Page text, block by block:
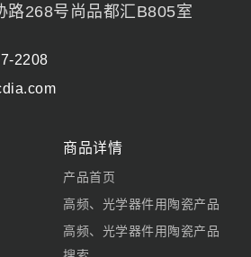
路268号尚品都汇B805室
2208
商品详情
产品首页
高频、光学器件用陶瓷产品
高频、光学器件用陶瓷产品